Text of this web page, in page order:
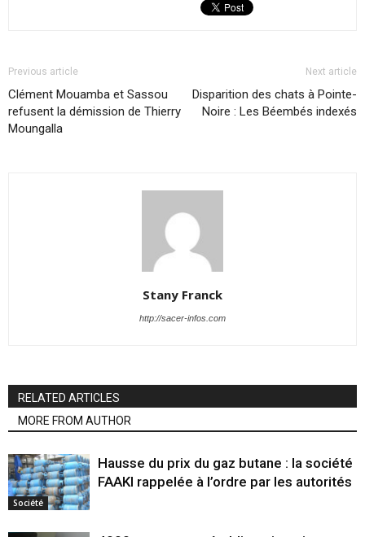
Previous article
Clément Mouamba et Sassou
refusent la démission de Thierry
Moungalla
Next article
Disparition des chats à Pointe-
Noire : Les Béembés indexés
Stany Franck
http://sacer-infos.com
RELATED ARTICLES
MORE FROM AUTHOR
Société
Hausse du prix du gaz butane : la société
FAAKI rappelée à l’ordre par les autorités